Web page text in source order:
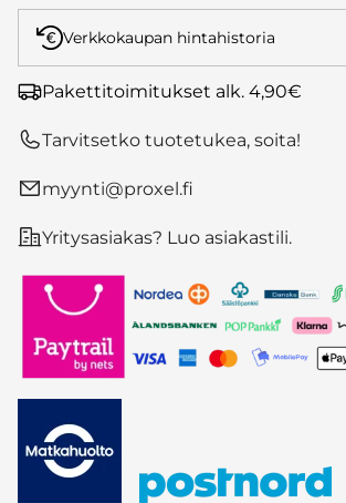
Verkkokaupan hintahistoria
Pakettitoimitukset alk. 4,90€
Tarvitsetko tuotetukea, soita!
myynti@proxel.fi
Yritysasiakas? Luo asiakastili.